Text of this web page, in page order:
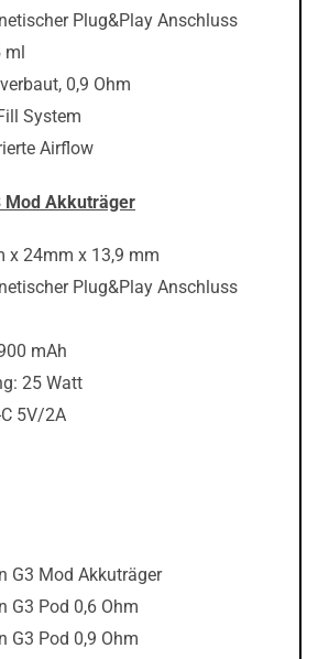
Plug&Play Anschluss
ml
0,9 Ohm
System
Airflow
Mod Akkuträger
x 24mm x 13,9 mm
Plug&Play Anschluss
mAh
25 Watt
5V/2A
G3 Mod Akkuträger
G3 Pod 0,6 Ohm
G3 Pod 0,9 Ohm